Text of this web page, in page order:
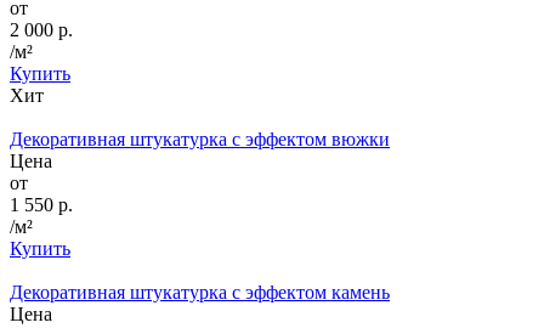
от
2 000 р.
/м²
Купить
Хит
Декоративная штукатурка с эффектом вюжки
Цена
от
1 550 р.
/м²
Купить
Декоративная штукатурка с эффектом камень
Цена